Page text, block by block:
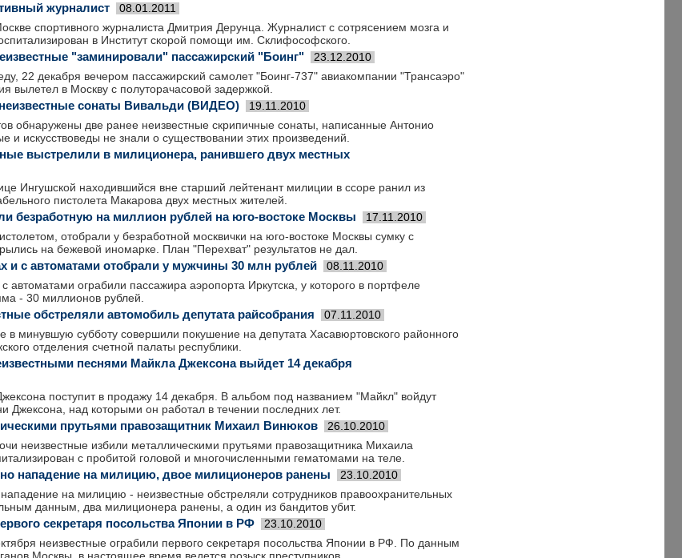
журналист 08.01.2011
спортивного журналиста Дмитрия Дерунца. Журналист с сотрясением мозга и
в Институт скорой помощи им. Склифософского.
"заминировали" пассажирский "Боинг" 23.12.2010
22 декабря вечером пассажирский самолет "Боинг-737" авиакомпании "Трансаэро"
вылетел в Москву с полуторачасовой задержкой.
сонаты Вивальди (ВИДЕО) 19.11.2010
обнаружены две ранее неизвестные скрипичные сонаты, написанные Антонио
и искусствоведы не знали о существовании этих произведений.
выстрелили в милиционера, ранившего двух местных
Ингушской находившийся вне старший лейтенант милиции в ссоре ранил из
пистолета Макарова двух местных жителей.
безработную на миллион рублей на юго-востоке Москвы 17.11.2010
отобрали у безработной москвички на юго-востоке Москвы сумку с
на бежевой иномарке. План "Перехват" результатов не дал.
и с автоматами отобрали у мужчины 30 млн рублей 08.11.2010
автоматами ограбили пассажира аэропорта Иркутска, у которого в портфеле
- 30 миллионов рублей.
обстреляли автомобиль депутата райсобрания 07.11.2010
в минувшую субботу совершили покушение на депутата Хасавюртовского районного
отделения счетной палаты республики.
песнями Майкла Джексона выйдет 14 декабря
поступит в продажу 14 декабря. В альбом под названием "Майкл" войдут
Джексона, над которыми он работал в течении последних лет.
прутьями правозащитник Михаил Винюков 26.10.2010
неизвестные избили металлическими прутьями правозащитника Михаила
с пробитой головой и многочисленными гематомами на теле.
нападение на милицию, двое милиционеров ранены 23.10.2010
на милицию - неизвестные обстреляли сотрудников правоохранительных
данным, два милиционера ранены, а один из бандитов убит.
секретаря посольства Японии в РФ 23.10.2010
неизвестные ограбили первого секретаря посольства Японии в РФ. По данным